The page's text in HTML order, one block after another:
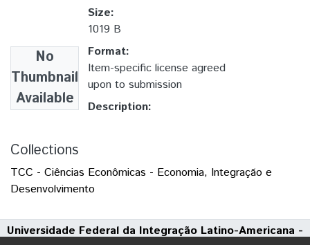
No
Thumbnail
Available
Size:
1019 B
Format:
Item-specific license agreed
upon to submission
Description:
Collections
TCC - Ciências Econômicas - Economia, Integração e
Desenvolvimento
Universidade Federal da Integração Latino-Americana -